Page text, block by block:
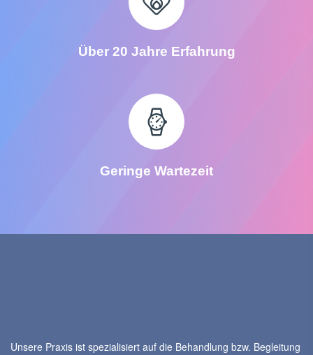
Über 20 Jahre Erfahrung
Geringe Wartezeit
Unsere Praxis ist spezialisiert auf die Behandlung bzw. Begleitung